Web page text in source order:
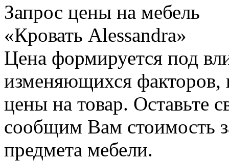
Запрос цены на мебель
«Кровать Alessandra»
Цена формируется под
изменяющихся факторов,
цены на товар. Оставьте
сообщим Вам стоимость
предмета мебели.